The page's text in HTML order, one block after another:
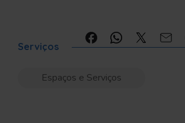
Serviços
Espaços e Serviços